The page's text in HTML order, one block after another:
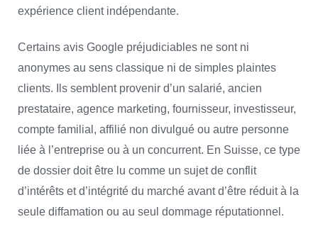
expérience client indépendante.
Certains avis Google préjudiciables ne sont ni
anonymes au sens classique ni de simples plaintes
clients. Ils semblent provenir d’un salarié, ancien
prestataire, agence marketing, fournisseur, investisseur,
compte familial, affilié non divulgué ou autre personne
liée à l’entreprise ou à un concurrent. En Suisse, ce type
de dossier doit être lu comme un sujet de conflit
d’intérêts et d’intégrité du marché avant d’être réduit à la
seule diffamation ou au seul dommage réputationnel.